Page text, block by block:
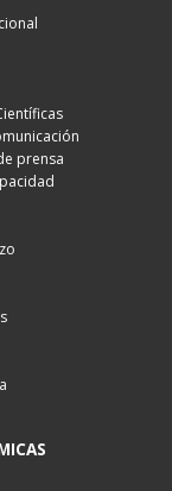
prensa